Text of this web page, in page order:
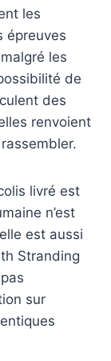
les
épreuves
les
de
des
renvoient
livré est
n’est
est aussi
Stranding
sur